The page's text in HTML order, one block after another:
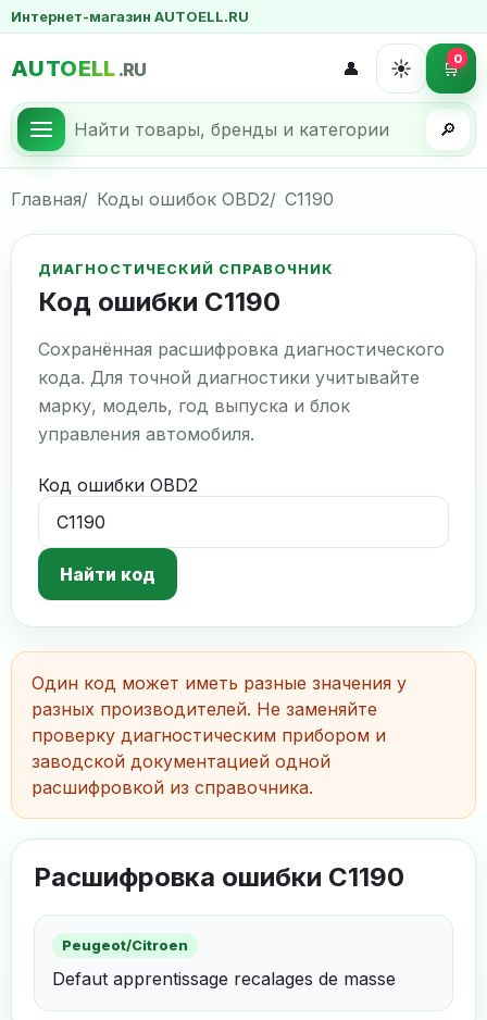
Интернет-магазин AUTOELL.RU
AUTOELL .RU
🔎
👤 ☀️ 🛒0
Главная Коды ошибок OBD2 C1190
ДИАГНОСТИЧЕСКИЙ СПРАВОЧНИК
Код ошибки C1190
Сохранённая расшифровка диагностического
кода. Для точной диагностики учитывайте
марку, модель, год выпуска и блок
управления автомобиля.
Код ошибки OBD2
Найти код
Один код может иметь разные значения у
разных производителей. Не заменяйте
проверку диагностическим прибором и
заводской документацией одной
расшифровкой из справочника.
Расшифровка ошибки C1190
Peugeot/Citroen
Defaut apprentissage recalages de masse